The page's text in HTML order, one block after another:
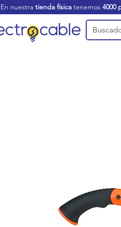
En nuestra tienda física tenemos 4000